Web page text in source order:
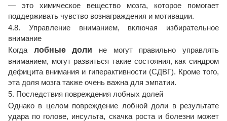
— это химическое вещество мозга, которое помогает
поддерживать чувство вознаграждения и мотивации.
4.8. Управление вниманием, включая избирательное
внимание
Когда лобные доли не могут правильно управлять
вниманием, могут развиться такие состояния, как синдром
дефицита внимания и гиперактивности (СДВГ). Кроме того,
эта доля мозга также очень важна для эмпатии.
5. Последствия повреждения лобных долей
Однако в целом повреждение лобной доли в результате
удара по голове, инсульта, скачка роста и болезни может